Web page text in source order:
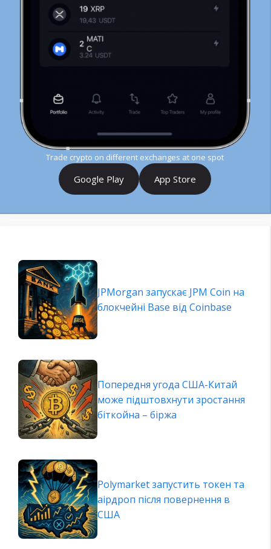
Trade crypto on different exchanges at one spot
Google Play App Store
JPMorgan запускає JPM Coin на
блокчейні Base від Coinbase
Попередня угода США-Китай
може підштовхнути зростання
біткойна – біржа
Polymarket запустить токен та
аірдроп після повернення в
США